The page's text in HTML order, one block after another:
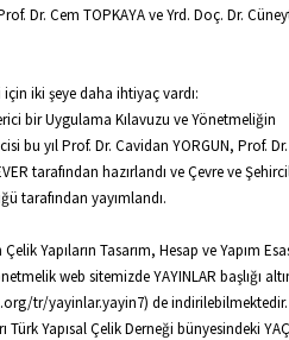
Dr. Cem TOPKAYA ve Yrd. Doç. Dr.
iki şeye daha ihtiyaç vardı:
bir Uygulama Kılavuzu ve Yönetmeliğin
bu yıl Prof. Dr. Cavidan YORGUN, Prof.
tarafından hazırlandı ve Çevre ve
tarafından yayımlandı.
Yapıların Tasarım, Hesap ve Yapım
web sitemizde YAYINLAR başlığı
tr/yayinlar.yayin7) de
Türk Yapısal Çelik Derneği bünyesindeki